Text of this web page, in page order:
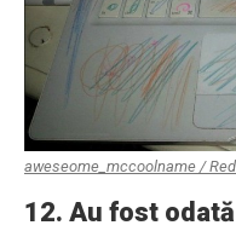
aweseome_mccoolname /
12. Au fost